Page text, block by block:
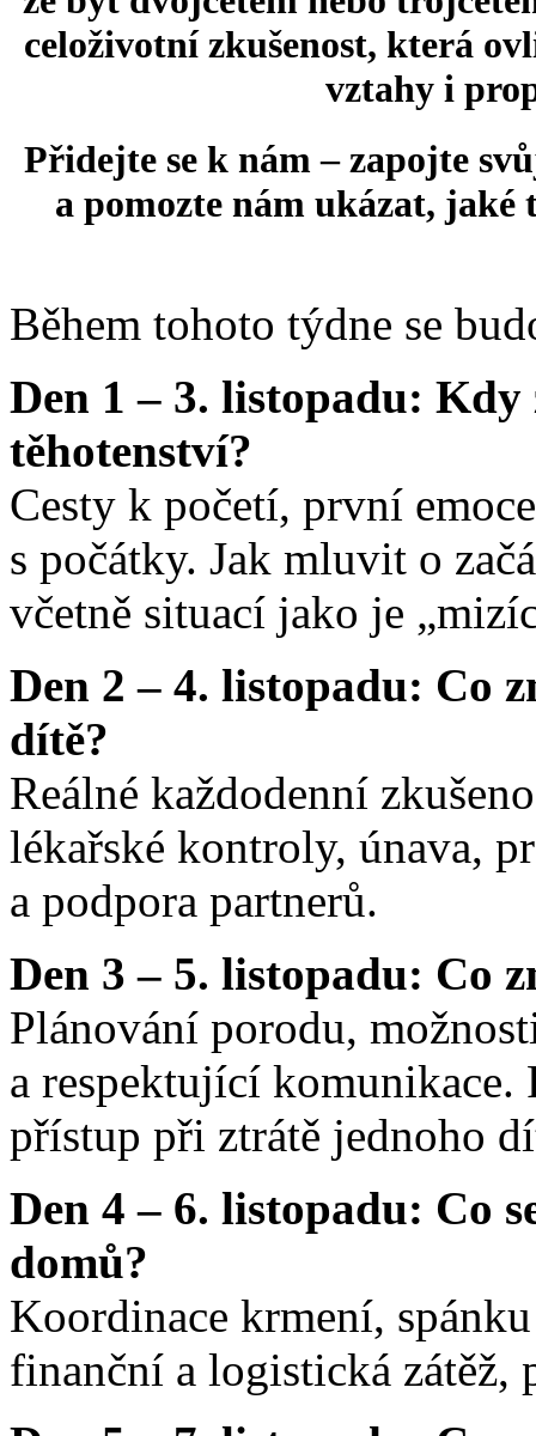
celoživotní zkušenost, která
vztahy i
Přidejte se k nám – zapojte
a pomozte nám ukázat,
Během tohoto týdne se
Den 1 – 3. listopadu:
těhotenství?
Cesty k početí, první
s počátky. Jak mluvit o
včetně situací jako je
Den 2 – 4. listopadu: Co
dítě?
Reálné každodenní
lékařské kontroly, únava,
a podpora partnerů.
Den 3 – 5. listopadu: Co
Plánování porodu,
a respektující
přístup při ztrátě jednoho
Den 4 – 6. listopadu: Co
domů?
Koordinace krmení,
finanční a logistická zátěž,